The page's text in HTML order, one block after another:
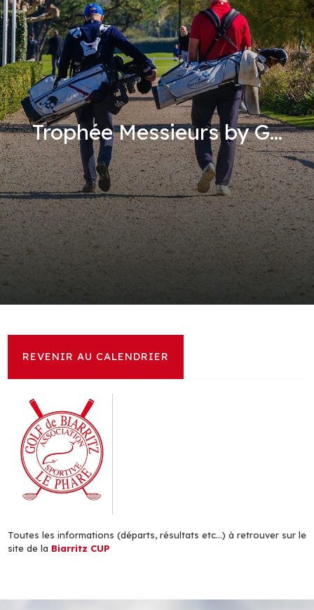
Trophée Messieurs by G...
REVENIR AU CALENDRIER
Toutes les informations (départs, résultats etc...) à retrouver sur le
site de la Biarritz CUP